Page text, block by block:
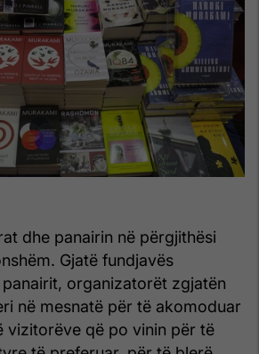
dhe panairin në përgjithësi
Gjatë fundjavës
organizatorët zgjatën
në mesnatë për të akomoduar
vizitorëve që po vinin për të